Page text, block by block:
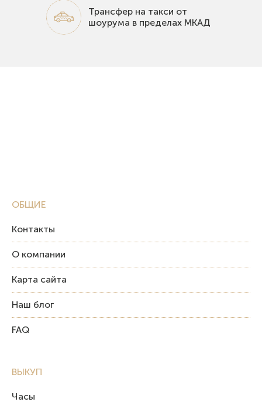
Трансфер на такси от
шоурума в пределах МКАД
ОБЩИЕ
Контакты
О компании
Карта сайта
Наш блог
FAQ
ВЫКУП
Часы